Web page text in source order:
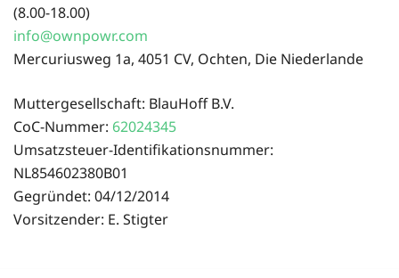
(8.00-18.00)
info@ownpowr.com
Mercuriusweg 1a, 4051 CV, Ochten, Die Niederlande
Muttergesellschaft: BlauHoff B.V.
CoC-Nummer: 62024345
Umsatzsteuer-Identifikationsnummer:
NL854602380B01
Gegründet: 04/12/2014
Vorsitzender: E. Stigter